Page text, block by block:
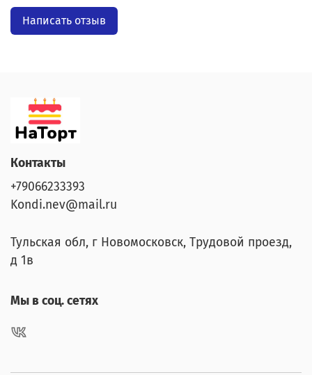
Написать отзыв
Контакты
+79066233393
Kondi.nev@mail.ru
Тульская обл, г Новомосковск, Трудовой проезд,
д 1в
Мы в соц. сетях